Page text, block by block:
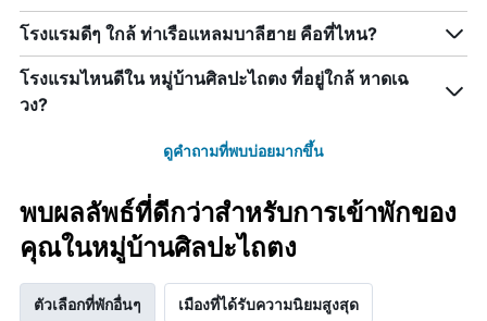
โรงแรมดีๆ ใกล้ ท่าเรือแหลมบาลีฮาย คือที่ไหน?
โรงแรมไหนดีใน หมู่บ้านศิลปะไถตง ที่อยู่ใกล้ หาดเฉ
วง?
ดูคำถามที่พบบ่อยมากขึ้น
พบผลลัพธ์ที่ดีกว่าสำหรับการเข้าพักของ
คุณในหมู่บ้านศิลปะไถตง
ตัวเลือกที่พักอื่นๆ เมืองที่ได้รับความนิยมสูงสุด